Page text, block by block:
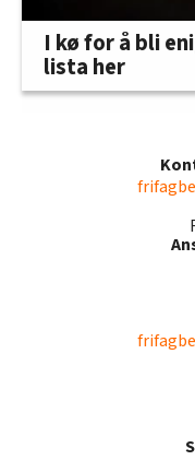
I kø for å bli
lista her